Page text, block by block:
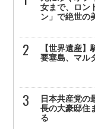
女まで、ロン
ン」で絶世の
【世界遺産
要塞島、マル
日本共産党の
長の大豪邸住
る